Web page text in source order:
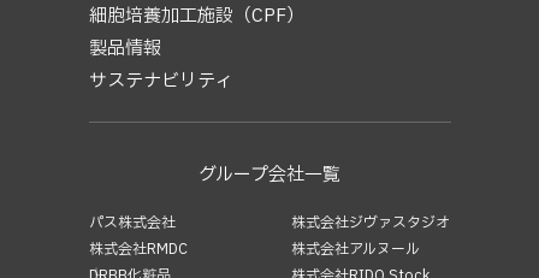
細胞培養加工施設（CPF）
製品情報
サステナビリティ
グループ会社一覧
パス株式会社
株式会社RMDC
株式会社ジヴァスタジオ
株式会社アルヌール